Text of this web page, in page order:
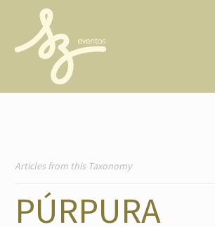
Articles from this Taxonomy
PÚRPURA